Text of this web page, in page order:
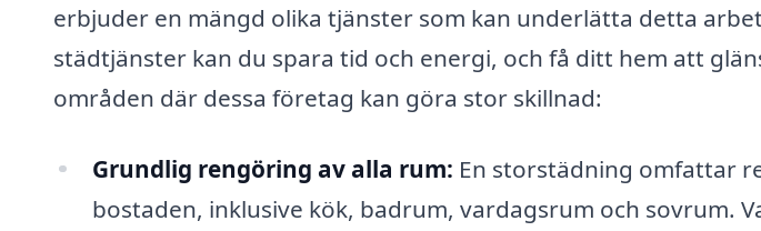
erbjuder en mängd olika tjänster som kan underlätta detta
städtjänster kan du spara tid och energi, och få ditt hem att
områden där dessa företag kan göra stor skillnad:
Grundlig rengöring av alla rum: En storstädning omfattar
bostaden, inklusive kök, badrum, vardagsrum och sovrum.